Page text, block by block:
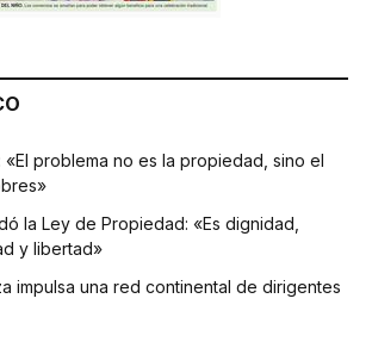
problema no es la propiedad, sino el
la Ley de Propiedad: «Es dignidad,
y libertad»
impulsa una red continental de dirigentes